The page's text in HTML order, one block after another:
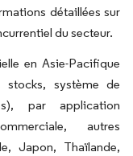
détaillées sur
du secteur.
en Asie-Pacifique
système de
par application
autres
Japon, Thaïlande,